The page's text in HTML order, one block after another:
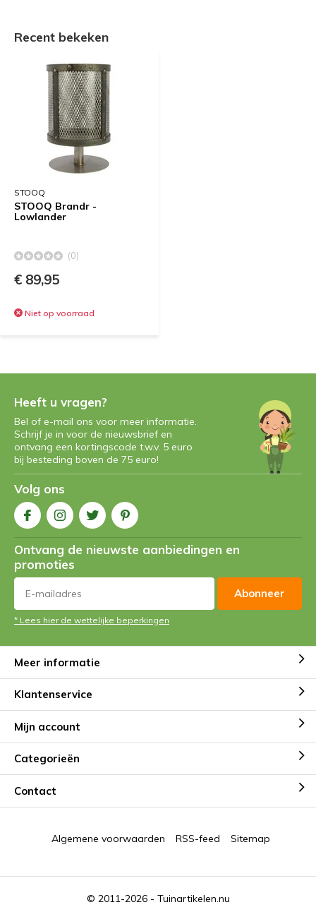
Recent bekeken
STOOQ
STOOQ Brandr -
Lowlander
(0)
€ 89,95
Niet op voorraad
Heeft u vragen?
Bel of e-mail ons voor meer informatie.
Schrijf je in voor de nieuwsbrief en
ontvang een kortingscode t.w.v. 5 euro
bij besteding boven de 75 euro!
Volg ons
Ontvang de nieuwste aanbiedingen en
promoties
Abonneer
* Lees hier de wettelijke beperkingen
Meer informatie
Klantenservice
Mijn account
Categorieën
Contact
© 2011-2026 - Tuinartikelen.nu
Algemene voorwaarden RSS-feed Sitemap